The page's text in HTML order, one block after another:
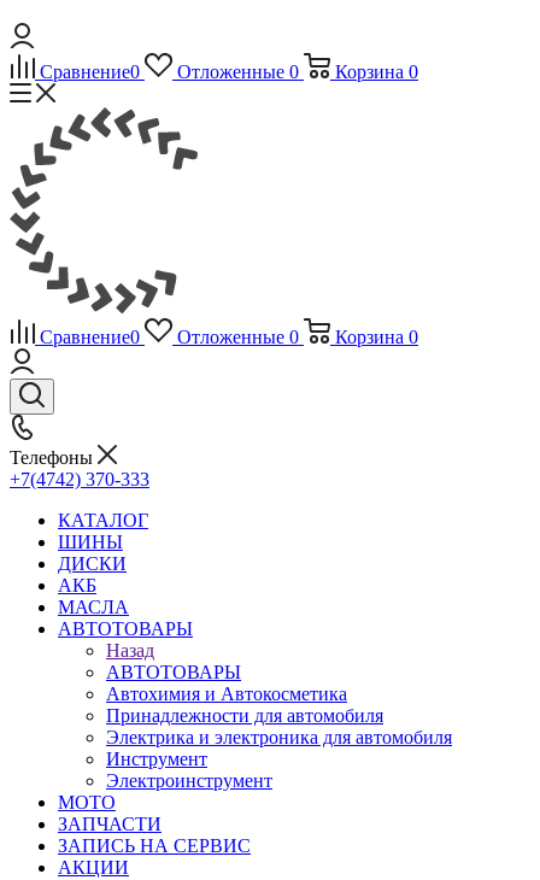
Сравнение0 Отложенные 0 Корзина 0
Сравнение0 Отложенные 0 Корзина 0
Телефоны
+7(4742) 370-333
КАТАЛОГ
ШИНЫ
ДИСКИ
АКБ
МАСЛА
АВТОТОВАРЫ
Назад
АВТОТОВАРЫ
Автохимия и Автокосметика
Принадлежности для автомобиля
Электрика и электроника для автомобиля
Инструмент
Электроинструмент
МОТО
ЗАПЧАСТИ
ЗАПИСЬ НА СЕРВИС
АКЦИИ